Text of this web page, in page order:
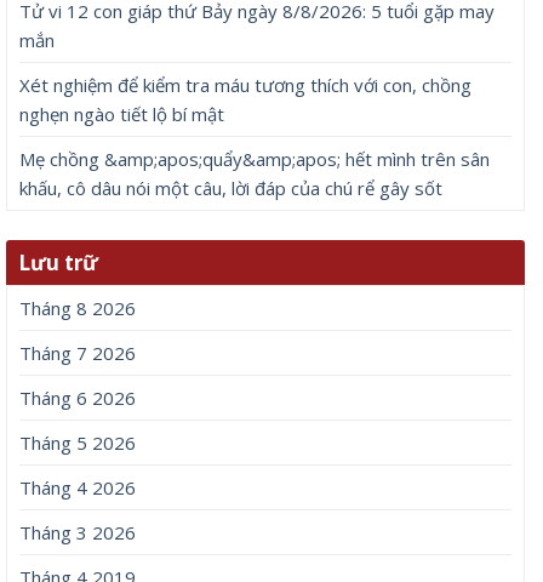
Tử vi 12 con giáp thứ Bảy ngày 8/8/2026: 5 tuổi gặp may
mắn
Xét nghiệm để kiểm tra máu tương thích với con, chồng
nghẹn ngào tiết lộ bí mật
Mẹ chồng &amp;apos;quẩy&amp;apos; hết mình trên sân
khấu, cô dâu nói một câu, lời đáp của chú rể gây sốt
Lưu trữ
Tháng 8 2026
Tháng 7 2026
Tháng 6 2026
Tháng 5 2026
Tháng 4 2026
Tháng 3 2026